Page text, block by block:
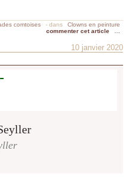
comtoises - dans
Clowns en peinture
commenter cet article
10 janvier 2020